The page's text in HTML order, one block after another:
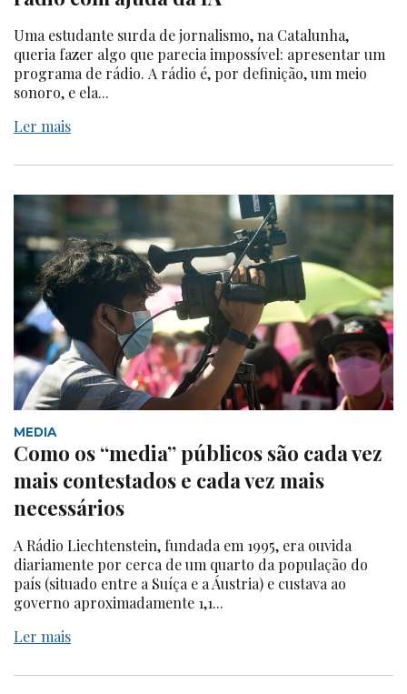
Uma estudante surda de jornalismo, na Catalunha,
queria fazer algo que parecia impossível: apresentar um
programa de rádio. A rádio é, por definição, um meio
sonoro, e ela...
Ler mais
MEDIA
Como os “media” públicos são cada vez
mais contestados e cada vez mais
necessários
A Rádio Liechtenstein, fundada em 1995, era ouvida
diariamente por cerca de um quarto da população do
país (situado entre a Suíça e a Áustria) e custava ao
governo aproximadamente 1,1...
Ler mais